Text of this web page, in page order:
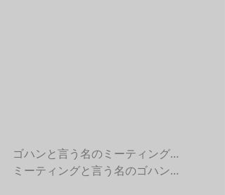
ゴハンと言う名のミーティング…
ミーティングと言う名のゴハン…